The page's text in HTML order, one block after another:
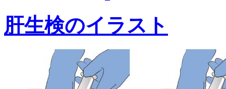
肝生検のイラスト